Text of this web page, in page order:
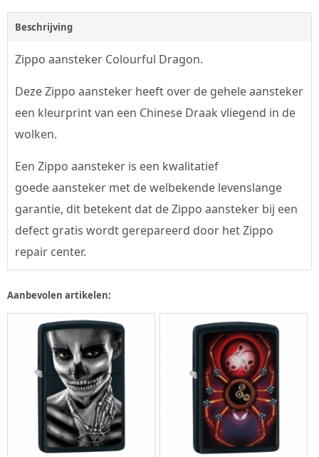
Beschrijving
Zippo aansteker Colourful Dragon.
Deze Zippo aansteker heeft over de gehele aansteker
een kleurprint van een Chinese Draak vliegend in de
wolken.
Een Zippo aansteker is een kwalitatief
goede aansteker met de welbekende levenslange
garantie, dit betekent dat de Zippo aansteker bij een
defect gratis wordt gerepareerd door het Zippo
repair center.
Aanbevolen artikelen: